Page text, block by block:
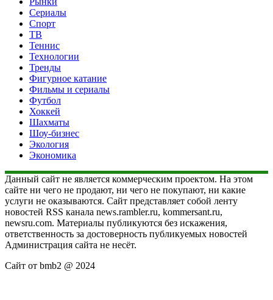
Сериалы
Спорт
ТВ
Теннис
Технологии
Тренды
Фигурное катание
Фильмы и сериалы
Футбол
Хоккей
Шахматы
Шоу-бизнес
Экология
Экономика
Данный сайт не является коммерческим проектом. На этом
сайте ни чего не продают, ни чего не покупают, ни какие
услуги не оказываются. Сайт представляет собой ленту
новостей RSS канала news.rambler.ru, kommersant.ru,
newsru.com. Материалы публикуются без искажения,
ответственность за достоверность публикуемых новостей
Администрация сайта не несёт.
Сайт от bmb2 @ 2024